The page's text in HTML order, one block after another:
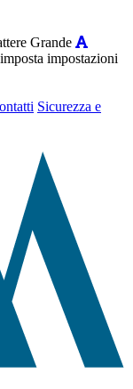
Grande
impostazioni
Sicurezza e